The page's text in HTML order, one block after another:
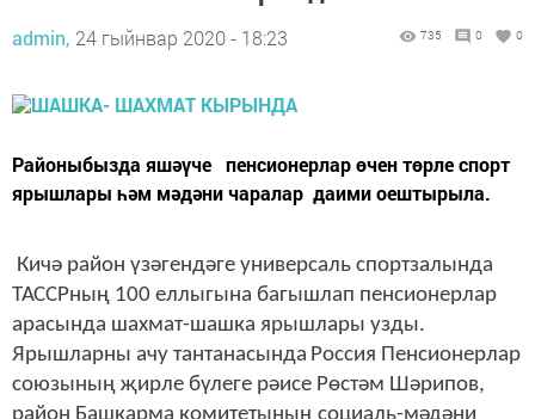
admin, 24 гыйнвар 2020 - 18:23 735 0 0
Районыбызда яшәүче пенсионерлар өчен төрле спорт
ярышлары һәм мәдәни чаралар даими оештырыла.
Кичә район үзәгендәге универсаль спортзалында
ТАССРның 100 еллыгына багышлап пенсионерлар
арасында шахмат-шашка ярышлары узды.
Ярышларны ачу тантанасында Россия Пенсионерлар
союзының җирле бүлеге рәисе Рөстәм Шәрипов,